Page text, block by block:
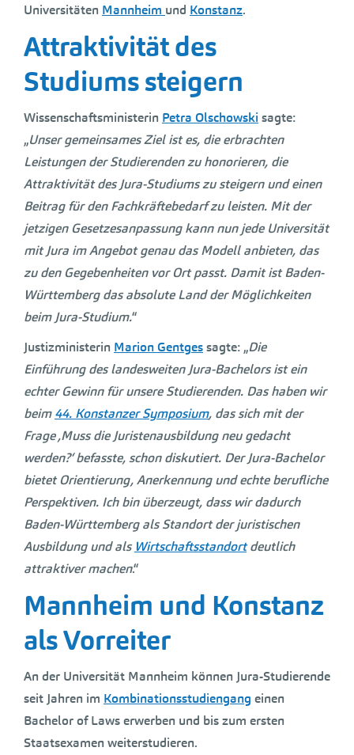
Universitäten Mannheim und Konstanz.
Attraktivität des
Studiums steigern
Wissenschaftsministerin Petra Olschowski sagte:
„Unser gemeinsames Ziel ist es, die erbrachten
Leistungen der Studierenden zu honorieren, die
Attraktivität des Jura-Studiums zu steigern und einen
Beitrag für den Fachkräftebedarf zu leisten. Mit der
jetzigen Gesetzesanpassung kann nun jede Universität
mit Jura im Angebot genau das Modell anbieten, das
zu den Gegebenheiten vor Ort passt. Damit ist Baden-
Württemberg das absolute Land der Möglichkeiten
beim Jura-Studium.“
Justizministerin Marion Gentgessagte: „Die
Einführung des landesweiten Jura-Bachelors ist ein
echter Gewinn für unsere Studierenden. Das haben wir
beim44. Konstanzer Symposium, das sich mit der
Frage ,Muss die Juristenausbildung neu gedacht
werden?‘ befasste, schon diskutiert. Der Jura-Bachelor
bietet Orientierung, Anerkennung und echte berufliche
Perspektiven. Ich bin überzeugt, dass wir dadurch
Baden-Württemberg als Standort der juristischen
Ausbildung und alsWirtschaftsstandortdeutlich
attraktiver machen.“
Mannheim und Konstanz
als Vorreiter
An der Universität Mannheim können Jura-Studierende
seit Jahren im Kombinationsstudiengang einen
Bachelor of Laws erwerben und bis zum ersten
Staatsexamen weiterstudieren.